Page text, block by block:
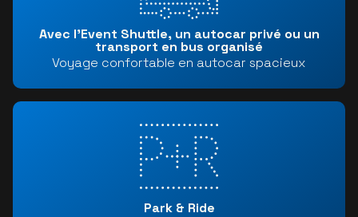
Avec l'Event Shuttle, un autocar privé ou un
transport en bus organisé
Voyage confortable en autocar spacieux
Park & Ride